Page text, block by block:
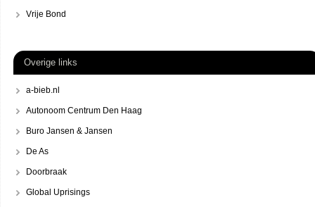
Vrije Bond
Overige links
a-bieb.nl
Autonoom Centrum Den Haag
Buro Jansen & Jansen
De As
Doorbraak
Global Uprisings